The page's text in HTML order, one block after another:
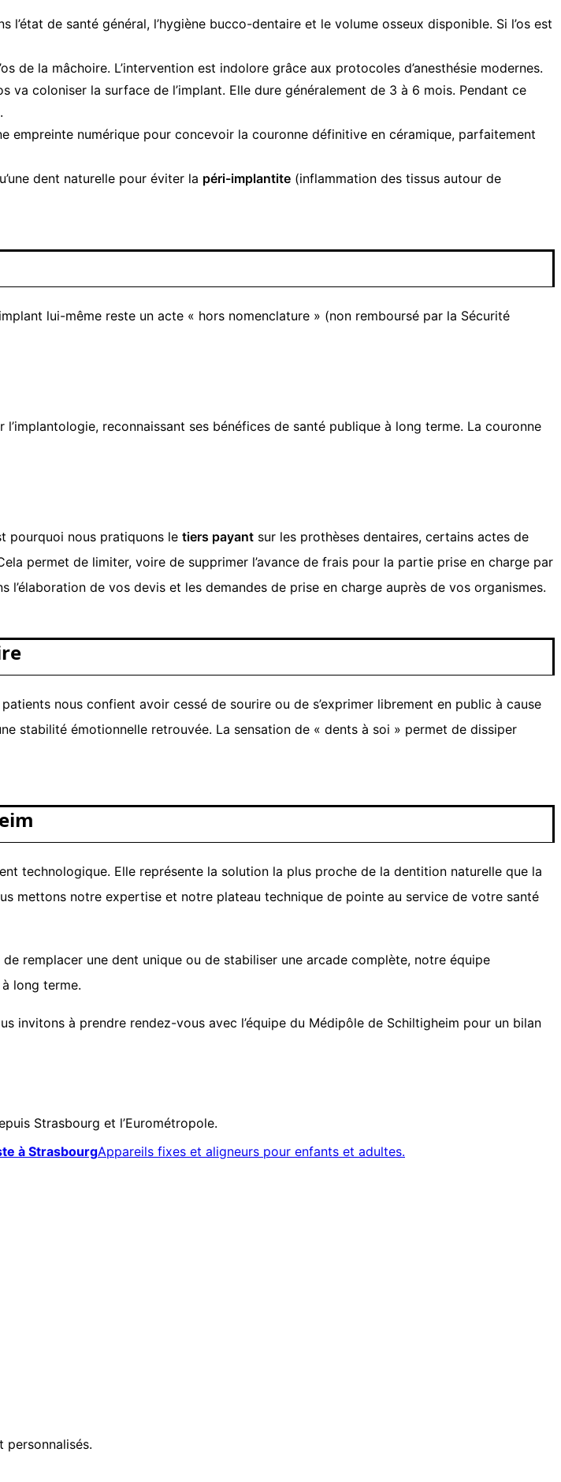
l’état de santé général, l’hygiène bucco-dentaire et le volume osseux disponible. Si l’os est
de la mâchoire. L’intervention est indolore grâce aux protocoles d’anesthésie modernes.
va coloniser la surface de l’implant. Elle dure généralement de 3 à 6 mois. Pendant ce
empreinte numérique pour concevoir la couronne définitive en céramique, parfaitement
dent naturelle pour éviter la péri-implantite (inflammation des tissus autour de
lui-même reste un acte « hors nomenclature » (non remboursé par la Sécurité
reconnaissant ses bénéfices de santé publique à long terme. La couronne
pourquoi nous pratiquons le tiers payant sur les prothèses dentaires, certains actes de
permet de limiter, voire de supprimer l’avance de frais pour la partie prise en charge par
de vos devis et les demandes de prise en charge auprès de vos organismes.
nous confient avoir cessé de sourire ou de s’exprimer librement en public à cause
stabilité émotionnelle retrouvée. La sensation de « dents à soi » permet de dissiper
technologique. Elle représente la solution la plus proche de la dentition naturelle que la
mettons notre expertise et notre plateau technique de pointe au service de votre santé
remplacer une dent unique ou de stabiliser une arcade complète, notre équipe
long terme.
invitons à prendre rendez-vous avec l’équipe du Médipôle de Schiltigheim pour un bilan
Strasbourg et l’Eurométropole.
à StrasbourgAppareils fixes et aligneurs pour enfants et adultes.
personnalisés.